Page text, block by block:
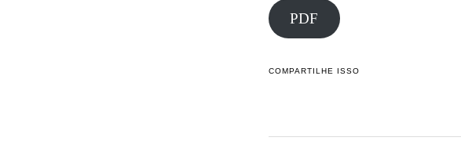
PDF
COMPARTILHE ISSO